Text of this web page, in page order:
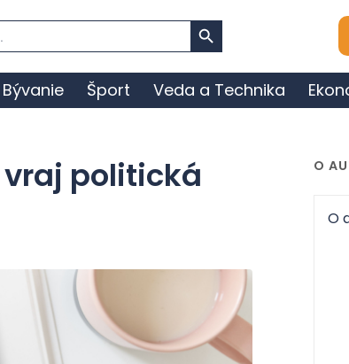
for:
Search Button
Bývanie Šport Veda a Technika
politická O
O